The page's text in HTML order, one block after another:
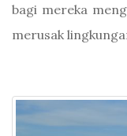
bagi mereka
merusak